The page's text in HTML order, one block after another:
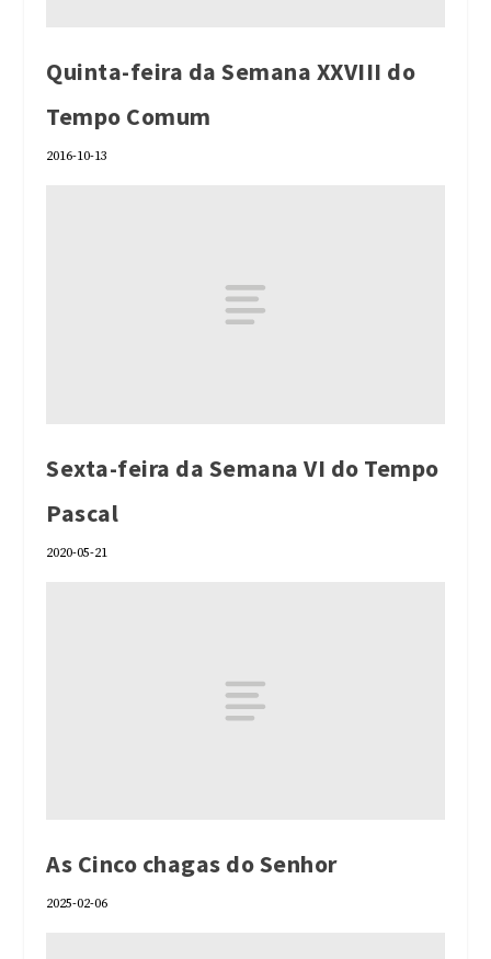
Quinta-feira da Semana XXVIII do
Tempo Comum
2016-10-13
Sexta-feira da Semana VI do Tempo
Pascal
2020-05-21
As Cinco chagas do Senhor
2025-02-06